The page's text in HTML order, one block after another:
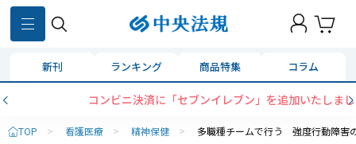
新刊 ランキング 商品特集 コラム
コンビニ決済に「セブンイレブン」を追加いたしました
TOP > 看護医療 > 精神保健 > 多職種チームで行う 強度行動障害